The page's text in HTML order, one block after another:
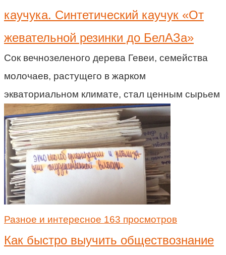
каучука. Синтетический каучук «От
жевательной резинки до БелАЗа»
Сок вечнозеленого дерева Гевеи, семейства
молочаев, растущего в жарком
экваториальном климате, стал ценным сырьем
Разное и интересное 163 просмотров
Как быстро выучить обществознание